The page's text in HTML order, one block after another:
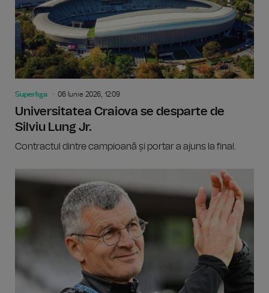
Superliga 06 Iunie 2026, 12:09
Universitatea Craiova se desparte de
Silviu Lung Jr.
Contractul dintre campioană și portar a ajuns la final.